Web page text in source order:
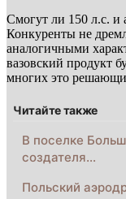
Смогут ли 150 л.с. и
Конкуренты не
аналогичными
вазовский продукт
многих это
Читайте также
В поселке
создателя…
Польский